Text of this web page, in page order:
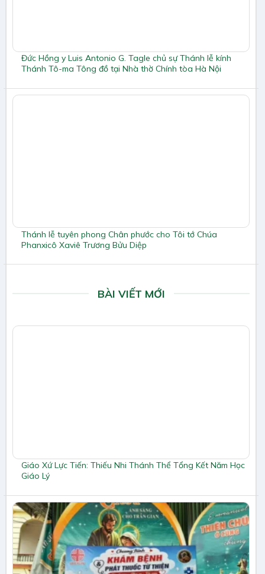
Đức Hồng y Luis Antonio G. Tagle chủ sự Thánh lễ kính
Thánh Tô-ma Tông đồ tại Nhà thờ Chính tòa Hà Nội
Thánh lễ tuyên phong Chân phước cho Tôi tớ Chúa
Phanxicô Xaviê Trương Bửu Diệp
BÀI VIẾT MỚI
Giáo Xứ Lực Tiến: Thiếu Nhi Thánh Thể Tổng Kết Năm Học
Giáo Lý